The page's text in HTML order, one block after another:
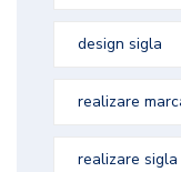
design sigla
realizare
realizare sigla